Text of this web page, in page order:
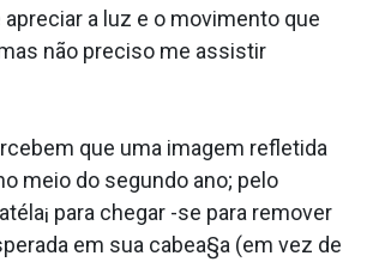
a luz e o movimento que
não preciso me assistir
que uma imagem refletida
meio do segundo ano; pelo
para chegar -se para remover
em sua cabea§a (em vez de